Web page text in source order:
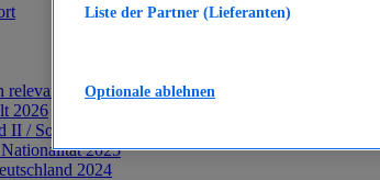
Altersgruppen 2024
2026
II / Sozialgeld / Bürgergeld in Deutschland 2005-2025
2025
2024
Liste der Partner (Lieferanten)
Optionale ablehnen